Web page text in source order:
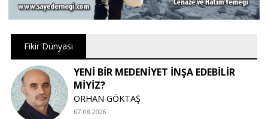
Fikir Dünyası
YENİ BİR MEDENİYET İNŞA EDEBİLİR
MİYİZ?
ORHAN GÖKTAŞ
07.08.2026